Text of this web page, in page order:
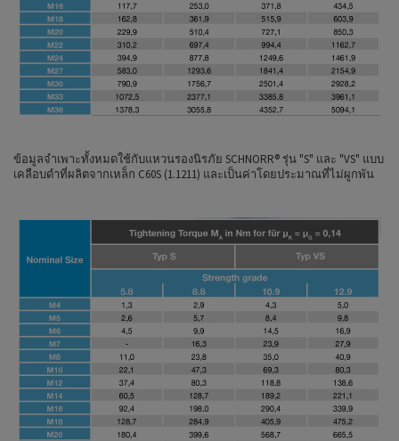
ข้อมูลจำเพาะทั้งหมดใช้กับแหวนรองนิรภัย SCHNORR® รุ่น "S" และ "VS" แบบ
เคลือบดำที่ผลิตจากเหล็ก C60S (1.1211) และเป็นค่าโดยประมาณที่ไม่ผูกพัน